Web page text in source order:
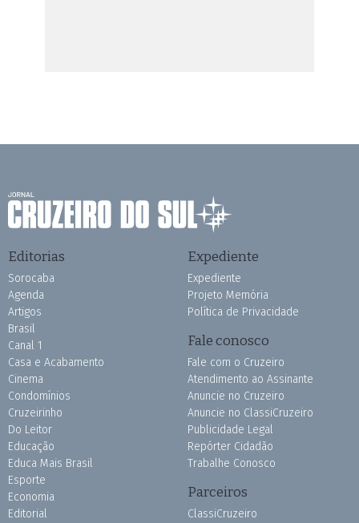
Editorias
Sorocaba
Agenda
Artigos
Brasil
Canal 1
Casa e Acabamento
Cinema
Condomínios
Cruzeirinho
Do Leitor
Educação
Educa Mais Brasil
Esporte
Economia
Editorial
Expediente
Expediente
Projeto Memória
Política de Privacidade
Fale conosco
Fale com o Cruzeiro
Atendimento ao Assinante
Anuncie no Cruzeiro
Anuncie no ClassiCruzeiro
Publicidade Legal
Repórter Cidadão
Trabalhe Conosco
Parceiros
ClassiCruzeiro